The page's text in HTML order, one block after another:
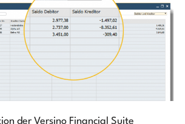
der Versino Financial Suite